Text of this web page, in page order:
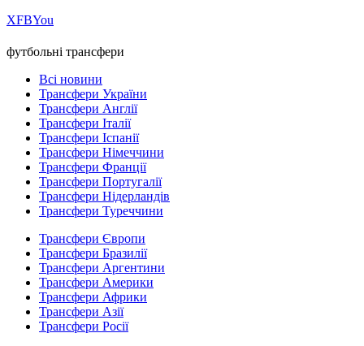
ХFBYou
футбольні трансфери
Всі новини
Трансфери України
Трансфери Англії
Трансфери Італії
Трансфери Іспанії
Трансфери Німеччини
Трансфери Франції
Трансфери Португалії
Трансфери Нідерландів
Трансфери Туреччини
Трансфери Європи
Трансфери Бразилії
Трансфери Аргентини
Трансфери Америки
Трансфери Африки
Трансфери Азії
Трансфери Росії